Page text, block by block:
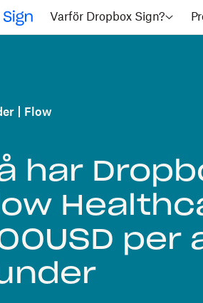
Varför Dropbox Sign?
Flow
har
per